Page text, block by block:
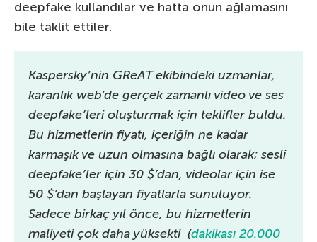
deepfake kullandılar ve hatta onun ağlamasını
bile taklit ettiler.
Kaspersky’nin GReAT ekibindeki uzmanlar,
karanlık web’de gerçek zamanlı video ve ses
deepfake’leri oluşturmak için teklifler buldu.
Bu hizmetlerin fiyatı, içeriğin ne kadar
karmaşık ve uzun olmasına bağlı olarak; sesli
deepfake’ler için 30 $’dan, videolar için ise
50 $’dan başlayan fiyatlarla sunuluyor.
Sadece birkaç yıl önce, bu hizmetlerin
maliyeti çok daha yüksekti (dakikası 20.000